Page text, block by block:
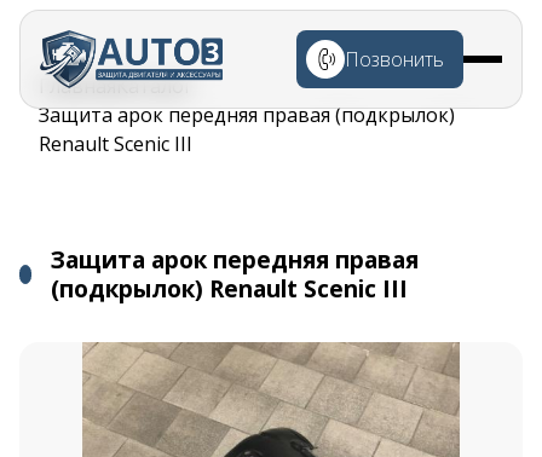
Перейти к
основному
содержанию
Позвонить
Строка
навигации
ГлавнаяКаталог
Защита арок передняя правая (подкрылок)
Renault Scenic III
Защита арок передняя правая
(подкрылок) Renault Scenic III